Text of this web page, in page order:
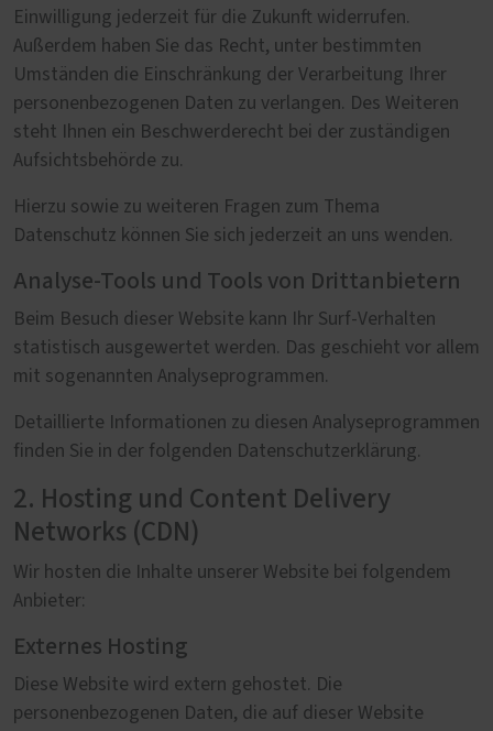
Einwilligung jederzeit für die Zukunft widerrufen.
Außerdem haben Sie das Recht, unter bestimmten
Umständen die Einschränkung der Verarbeitung Ihrer
personenbezogenen Daten zu verlangen. Des Weiteren
steht Ihnen ein Beschwerderecht bei der zuständigen
Aufsichtsbehörde zu.
Hierzu sowie zu weiteren Fragen zum Thema
Datenschutz können Sie sich jederzeit an uns wenden.
Analyse-Tools und Tools von Drittanbietern
Beim Besuch dieser Website kann Ihr Surf-Verhalten
statistisch ausgewertet werden. Das geschieht vor allem
mit sogenannten Analyseprogrammen.
Detaillierte Informationen zu diesen Analyseprogrammen
finden Sie in der folgenden Datenschutzerklärung.
2. Hosting und Content Delivery
Networks (CDN)
Wir hosten die Inhalte unserer Website bei folgendem
Anbieter:
Externes Hosting
Diese Website wird extern gehostet. Die
personenbezogenen Daten, die auf dieser Website